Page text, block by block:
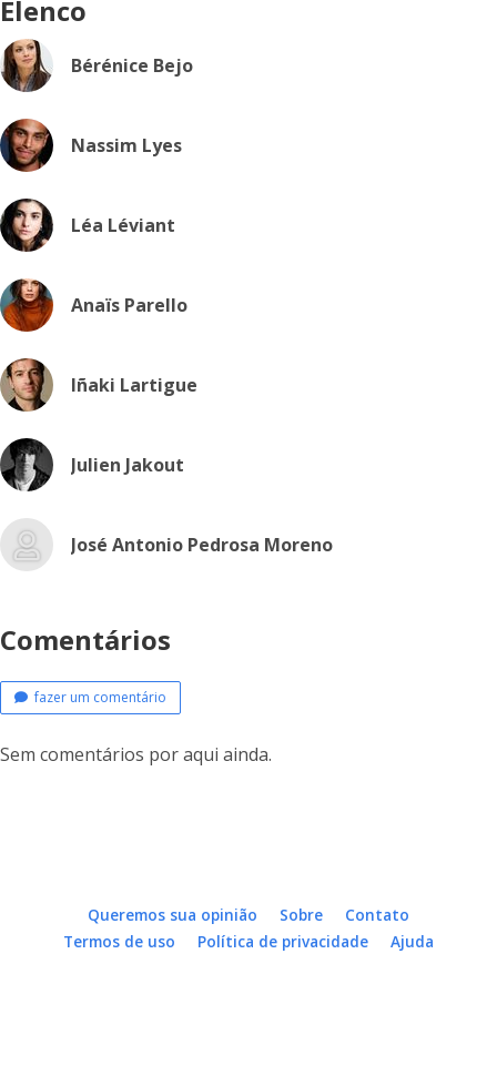
Elenco
Bérénice Bejo
Nassim Lyes
Léa Léviant
Anaïs Parello
Iñaki Lartigue
Julien Jakout
José Antonio Pedrosa Moreno
Comentários
fazer um comentário
Sem comentários por aqui ainda.
Queremos sua opinião Sobre
Contato
Termos de uso
Política de privacidade Ajuda